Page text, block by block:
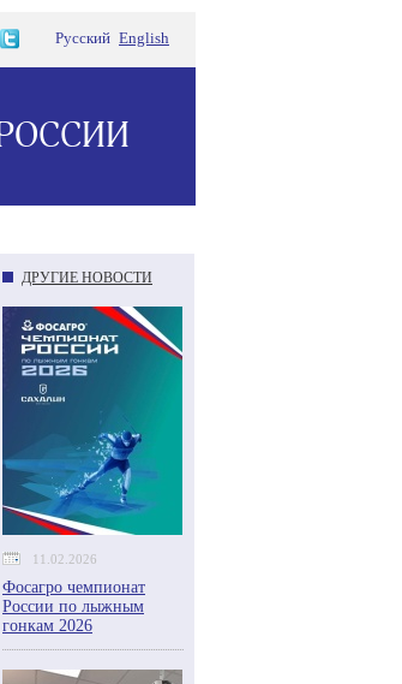
Русский English
ДРУГИЕ НОВОСТИ
11.02.2026
Фосагро чемпионат
России по лыжным
гонкам 2026